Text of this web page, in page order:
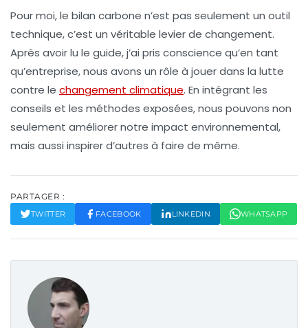
Pour moi, le bilan carbone n’est pas seulement un outil
technique, c’est un véritable levier de changement.
Après avoir lu le guide, j’ai pris conscience qu’en tant
qu’entreprise, nous avons un rôle à jouer dans la lutte
contre le changement climatique. En intégrant les
conseils et les méthodes exposées, nous pouvons non
seulement améliorer notre impact environnemental,
mais aussi inspirer d’autres à faire de même.
PARTAGER :
TWITTER FACEBOOK LINKEDIN WHATSAPP